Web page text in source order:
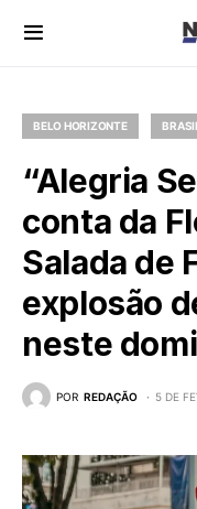
BELO HORIZONTE BRASIL
“Alegria
conta da
Salada de
explosão
neste
POR REDAÇÃO 5 DE